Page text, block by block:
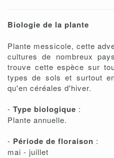
Biologie de la plante
Plante messicole, cette
cultures de nombreux
trouve cette espèce sur
types de sols et surtout
qu'en céréales d'hiver.
- Type biologique :
Plante annuelle.
- Période de floraison :
mai - juillet